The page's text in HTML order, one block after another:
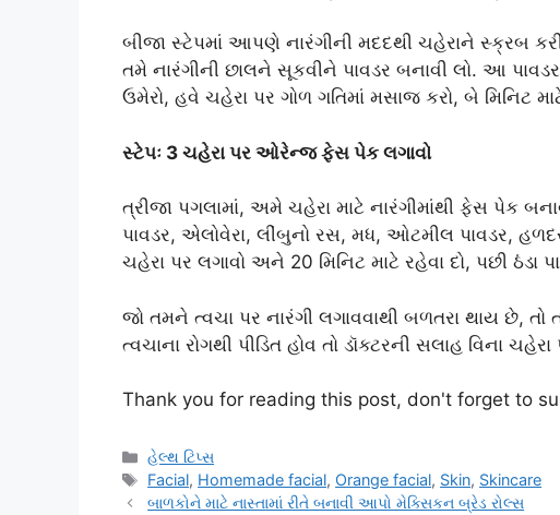
બીજા સ્ટેપમાં આપણે નારંગીની મદદથી ચહેરાને સ્ક્રબ
તમે નારંગીની છાલને સૂકવીને પાવડર બનાવી લો. આ
ઉમેરો, હવે ચહેરા પર ગોળ ગતિમાં મસાજ કરો, બે મિનિટ
સ્ટેપઃ 3 ચહેરા પર ઓરેન્જ ફેસ પેક લગાવો
ત્રીજા પગલામાં, અમે ચહેરા માટે નારંગીમાંથી ફેસ પેક
પાવડર, એલોવેરા, લીંબુનો રસ, મધ, ઓટમીલ પાવડર,
ચહેરા પર લગાવો અને 20 મિનિટ માટે રહેવા દો, પછી ઠંડા
જો તમને ત્વચા પર નારંગી લગાવવાથી બળતરા થાય છે,
ત્વચાના રોગથી પીડિત હોવ તો ડૉક્ટરની સલાહ વિના
Thank you for reading this post, don't forget to
Categories
હેલ્થ ટિપ્સ
Tags
Facial, Homemade facial, Orange facial, Skin, Skincare
બાળકોને માટે નાસ્તામાં રીતે બનાવી આપો મેક્સિકન બ્રેડ રોલ્સ